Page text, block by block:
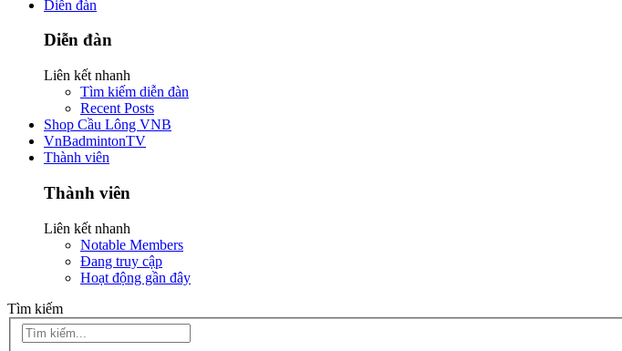
Diễn đàn
Diễn đàn
Liên kết nhanh
Tìm kiếm diễn đàn
Recent Posts
Shop Cầu Lông VNB
VnBadmintonTV
Thành viên
Thành viên
Liên kết nhanh
Notable Members
Đang truy cập
Hoạt động gần đây
Tìm kiếm